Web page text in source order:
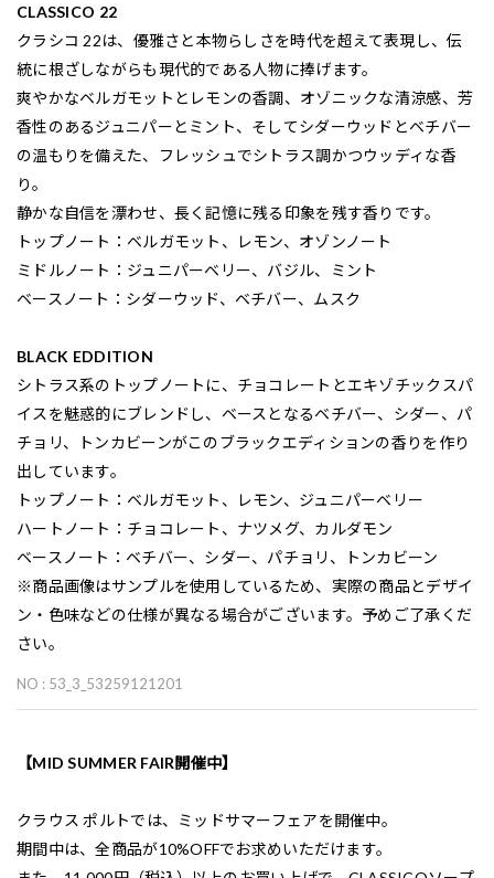
CLASSICO 22
クラシコ 22は、優雅さと本物らしさを時代を超えて表現し、伝
統に根ざしながらも現代的である人物に捧げます。
爽やかなベルガモットとレモンの香調、オゾニックな清涼感、芳
香性のあるジュニパーとミント、そしてシダーウッドとベチバー
の温もりを備えた、フレッシュでシトラス調かつウッディな香
り。
静かな自信を漂わせ、長く記憶に残る印象を残す香りです。
トップノート：ベルガモット、レモン、オゾンノート
ミドルノート：ジュニパーベリー、バジル、ミント
ベースノート：シダーウッド、ベチバー、ムスク
BLACK EDDITION
シトラス系のトップノートに、チョコレートとエキゾチックスパ
イスを魅惑的にブレンドし、ベースとなるベチバー、シダー、パ
チョリ、トンカビーンがこのブラックエディションの香りを作り
出しています。
トップノート：ベルガモット、レモン、ジュニパーベリー
ハートノート：チョコレート、ナツメグ、カルダモン
ベースノート：ベチバー、シダー、パチョリ、トンカビーン
※商品画像はサンプルを使用しているため、実際の商品とデザイ
ン・色味などの仕様が異なる場合がございます。予めご了承くだ
さい。
NO : 53_3_53259121201
【MID SUMMER FAIR開催中】
クラウス ポルトでは、ミッドサマーフェアを開催中。
期間中は、全商品が10%OFFでお求めいただけます。